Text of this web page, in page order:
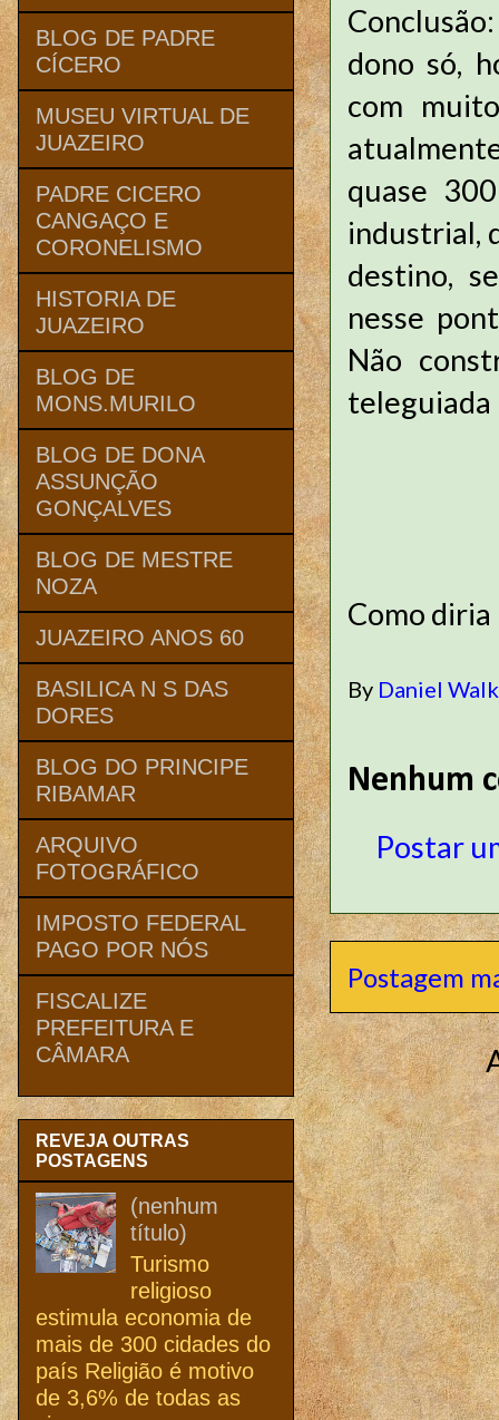
dono só,
com
quase
industrial,
destino,
nesse
Não
teleguiada
Como
By Daniel
Nenhum
Postar
Postagem
BLOG DE PADRE
CÍCERO
MUSEU VIRTUAL DE
JUAZEIRO
PADRE CICERO
CANGAÇO E
CORONELISMO
HISTORIA DE
JUAZEIRO
BLOG DE
MONS.MURILO
BLOG DE DONA
ASSUNÇÃO
GONÇALVES
BLOG DE MESTRE
NOZA
JUAZEIRO ANOS 60
BASILICA N S DAS
DORES
BLOG DO PRINCIPE
RIBAMAR
ARQUIVO
FOTOGRÁFICO
IMPOSTO FEDERAL
PAGO POR NÓS
FISCALIZE
PREFEITURA E
CÂMARA
REVEJA OUTRAS
POSTAGENS
(nenhum
título)
Turismo
religioso
estimula economia de
mais de 300 cidades do
país Religião é motivo
de 3,6% de todas as